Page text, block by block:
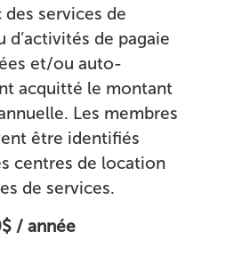
services de
de pagaie
et/ou auto-
acquitté le montant
Les membres
être identifiés
centres de location
de services.
/ année